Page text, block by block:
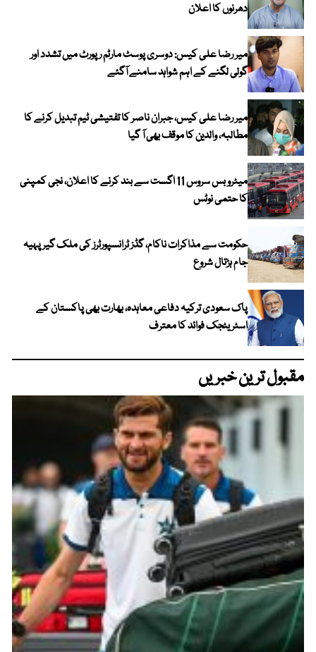
دھرنوں کا اعلان
میر رضا علی کیس: دوسری پوسٹ مارٹم رپورٹ میں تشدد اور
گولی لگنے کے اہم شواہد سامنے آگئے
میر رضا علی کیس، جبران ناصر کا تفتیشی ٹیم تبدیل کرنے کا
مطالبہ، والدین کا موقف بھی آ گیا
میٹرو بس سروس 11 اگست سے بند کرنے کا اعلان، نجی کمپنی
کا حتمی نوٹس
حکومت سے مذاکرات ناکام، گڈز ٹرانسپورٹرز کی ملک گیر پہیہ
جام ہڑتال شروع
پاک سعودی ترکیہ دفاعی معاہدہ، بھارت بھی پاکستان کے
اسٹریٹجک فوائد کا معترف
مقبول ترین خبریں